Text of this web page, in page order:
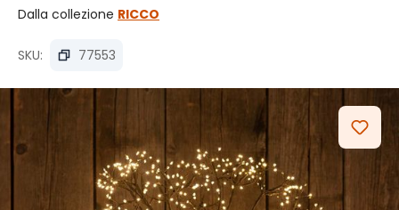
Dalla collezione RICCO
SKU: 77553
Salta la galleria di immagini